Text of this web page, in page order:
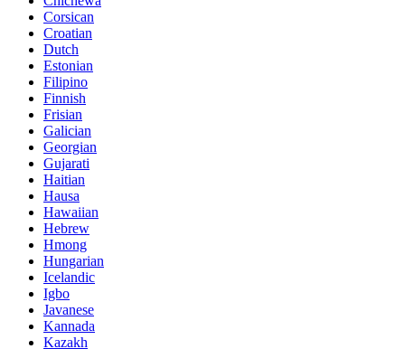
Corsican
Croatian
Dutch
Estonian
Filipino
Finnish
Frisian
Galician
Georgian
Gujarati
Haitian
Hausa
Hawaiian
Hebrew
Hmong
Hungarian
Icelandic
Igbo
Javanese
Kannada
Kazakh